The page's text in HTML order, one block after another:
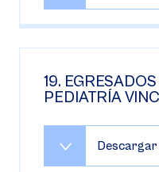
19.
PEDIATRÍA